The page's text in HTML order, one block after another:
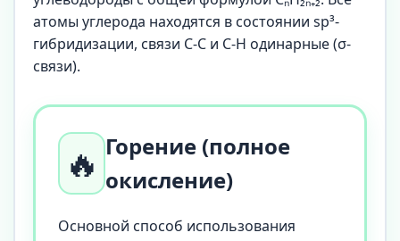
атомы углерода находятся в состоянии sp³-
гибридизации, связи C-C и C-H одинарные (σ-
связи).
🔥 Горение (полное
окисление)
Основной способ использования